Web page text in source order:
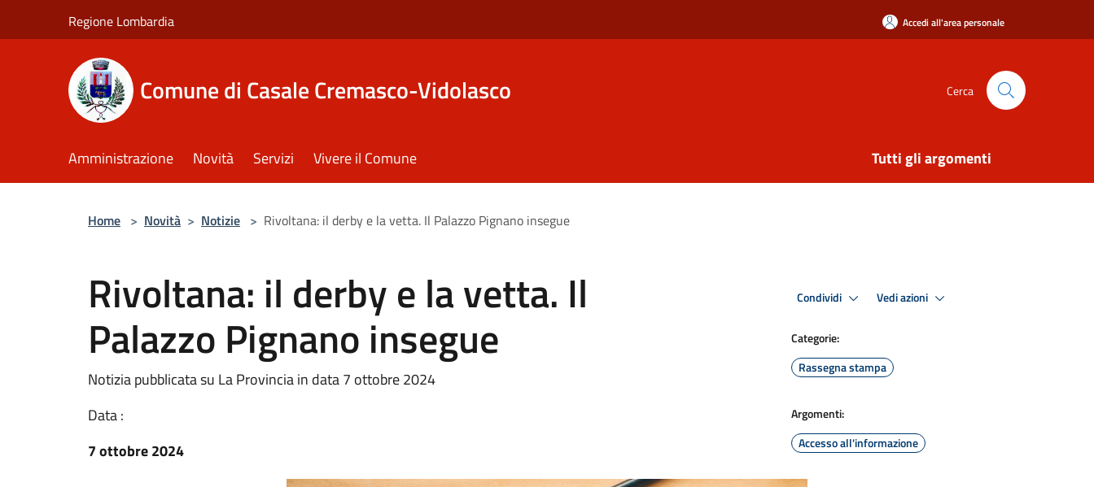
Regione Lombardia Accedi all'area personale
Comune di Casale Cremasco-Vidolasco Cerca
Amministrazione Novità Servizi Vivere il Comune Tutti gli argomenti
Home > Novità > Notizie > Rivoltana: il derby e la vetta. Il Palazzo Pignano insegue
Rivoltana: il derby e la vetta. Il
Palazzo Pignano insegue
Notizia pubblicata su La Provincia in data 7 ottobre 2024
Data :
7 ottobre 2024
Condividi Vedi azioni
Categorie:
Rassegna stampa
Argomenti:
Accesso all'informazione